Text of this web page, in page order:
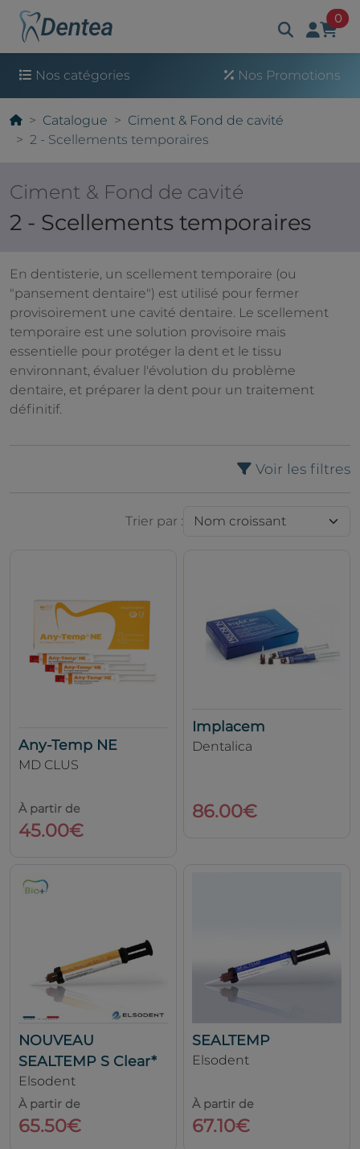
0
Nos catégories Nos Promotions
Catalogue
Ciment & Fond de cavité
2 - Scellements temporaires
Ciment & Fond de cavité
2 - Scellements temporaires
En dentisterie, un scellement temporaire (ou
"pansement dentaire") est utilisé pour fermer
provisoirement une cavité dentaire. Le scellement
temporaire est une solution provisoire mais
essentielle pour protéger la dent et le tissu
environnant, évaluer l'évolution du problème
dentaire, et préparer la dent pour un traitement
définitif.
Voir les filtres
Trier par :
Any-Temp NE
MD CLUS
À partir de
45.00€
Implacem
Dentalica
86.00€
NOUVEAU
SEALTEMP S Clear*
Elsodent
À partir de
65.50€
SEALTEMP
Elsodent
À partir de
67.10€